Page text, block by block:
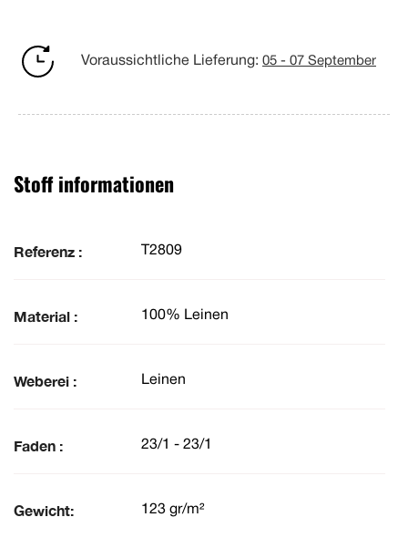
Voraussichtliche Lieferung: 05 - 07 September
Stoff informationen
Referenz : T2809
Material : 100% Leinen
Weberei : Leinen
Faden : 23/1 - 23/1
Gewicht: 123 gr/m²